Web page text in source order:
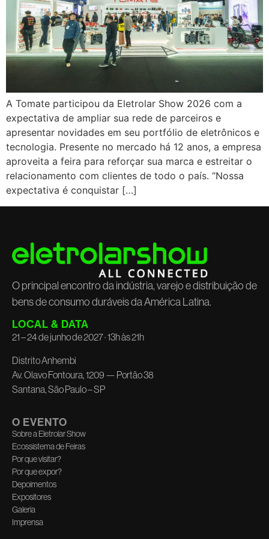
A Tomate participou da Eletrolar Show 2026 com a
expectativa de ampliar sua rede de parceiros e
apresentar novidades em seu portfólio de eletrônicos e
tecnologia. Presente no mercado há 12 anos, a empresa
aproveita a feira para reforçar sua marca e estreitar o
relacionamento com clientes de todo o país. “Nossa
expectativa é conquistar […]
O principal encontro da indústria, varejo e distribuição de
bens de consumo duráveis da América Latina.
LOCAL & DATA
21 – 24 de junho de 2027 · 13h às 21h
Distrito Anhembi
Av. Olavo Fontoura, 1209 — Portão 38
Santana, São Paulo – SP
O EVENTO
Sobre a Eletrolar Show
Ecossistema de Feiras
Por que visitar?
Por que expor?
Depoimentos
Expositores
Galeria
Imprensa